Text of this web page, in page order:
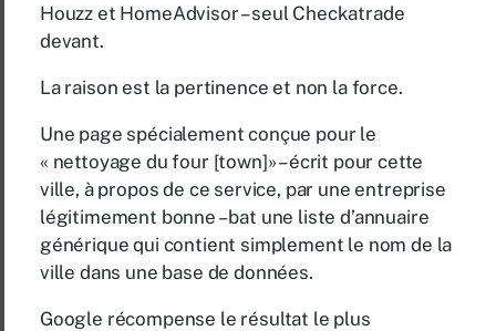
Houzz et HomeAdvisor – seul Checkatrade
devant.
La raison est la pertinence et non la force.
Une page spécialement conçue pour le
« nettoyage du four [town]» – écrit pour cette
ville, à propos de ce service, par une entreprise
légitimement bonne – bat une liste d’annuaire
générique qui contient simplement le nom de la
ville dans une base de données.
Google récompense le résultat le plus